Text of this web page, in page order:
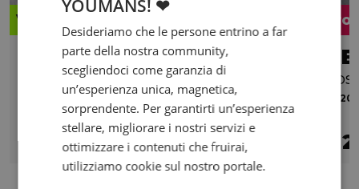
Valore futuro garantito
Abs my15
2017 | 45866 km | 1043 cc | 120 Hp | 88.2 Kw
€ 7.290 €132
abs
2020
YOUMANS! ❤
Desideriamo che le persone entrino a far
parte della nostra community,
scegliendoci come garanzia di
un’esperienza unica, magnetica,
sorprendente. Per garantirti un’esperienza
stellare, migliorare i nostri servizi e
ottimizzare i contenuti che fruirai,
utilizziamo cookie sul nostro portale.